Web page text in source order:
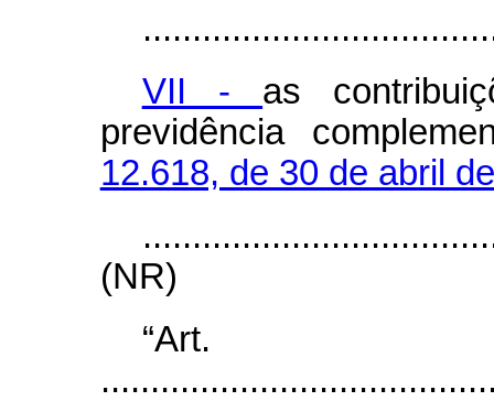
VII - as
previdência
12.618, de 30 de abril
(NR)